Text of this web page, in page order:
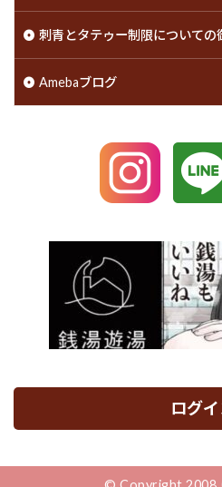
刺青とタテゥー制限についての
Amebaブログ
ログ